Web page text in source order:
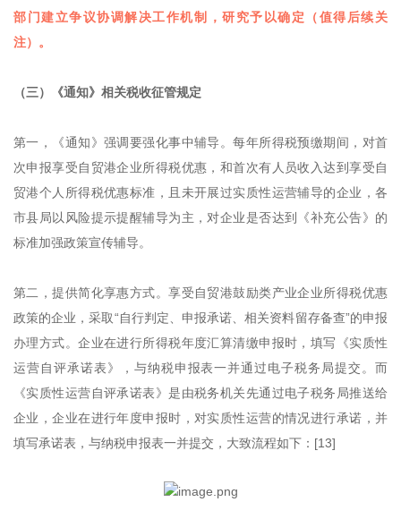
部门建立争议协调解决工作机制，研究予以确定（值得后续关
注）。
（三）《通知》相关税收征管规定
第一，《通知》强调要强化事中辅导。每年所得税预缴期间，对首
次申报享受自贸港企业所得税优惠，和首次有人员收入达到享受自
贸港个人所得税优惠标准，且未开展过实质性运营辅导的企业，各
市县局以风险提示提醒辅导为主，对企业是否达到《补充公告》的
标准加强政策宣传辅导。
第二，提供简化享惠方式。享受自贸港鼓励类产业企业所得税优惠
政策的企业，采取“自行判定、申报承诺、相关资料留存备查”的申报
办理方式。企业在进行所得税年度汇算清缴申报时，填写《实质性
运营自评承诺表》，与纳税申报表一并通过电子税务局提交。而
《实质性运营自评承诺表》是由税务机关先通过电子税务局推送给
企业，企业在进行年度申报时，对实质性运营的情况进行承诺，并
填写承诺表，与纳税申报表一并提交，大致流程如下：[13]